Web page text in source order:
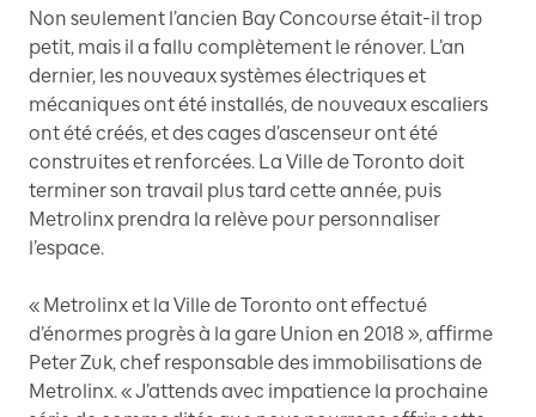
Non seulement l’ancien Bay Concourse était-il trop
petit, mais il a fallu complètement le rénover. L’an
dernier, les nouveaux systèmes électriques et
mécaniques ont été installés, de nouveaux escaliers
ont été créés, et des cages d’ascenseur ont été
construites et renforcées. La Ville de Toronto doit
terminer son travail plus tard cette année, puis
Metrolinx prendra la relève pour personnaliser
l’espace.
« Metrolinx et la Ville de Toronto ont effectué
d’énormes progrès à la gare Union en 2018 », affirme
Peter Zuk, chef responsable des immobilisations de
Metrolinx. « J’attends avec impatience la prochaine